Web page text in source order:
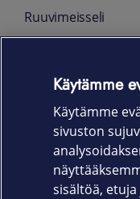
Ruuvimeisseli
Type-C to Type-C
DJI Neo Two-Way
Takuu
24 kk
Käytämme
Käytämme
sivuston
sisältöä,